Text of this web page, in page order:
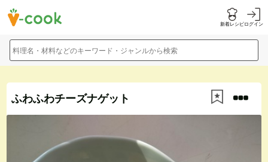
新着レシピログイン
料理名・材料などのキーワード・ジャンルから検索
ふわふわチーズナゲット